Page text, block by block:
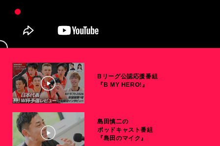
Bリーグ公認応援番組
『B MY HERO!』
島田慎二の
ポッドキャスト番組
『島田のマイク』